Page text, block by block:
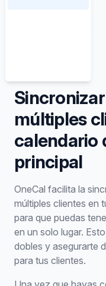
múltiples
calendario
principal
OneCal facilita la
múltiples clientes en
para que puedas
en un solo lugar.
dobles y asegurarte
para tus clientes.